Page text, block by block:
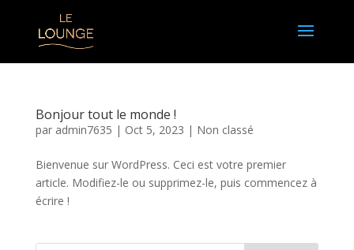
Bonjour tout le monde !
par admin7635 | Oct 5, 2023 | Non classé
Bienvenue sur WordPress. Ceci est votre premier
article. Modifiez-le ou supprimez-le, puis commencez à
écrire !